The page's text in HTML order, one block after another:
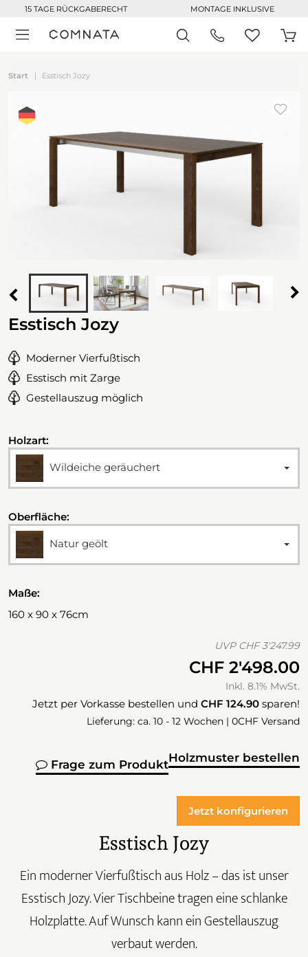
15 TAGE RÜCKGABERECHT MONTAGE INKLUSIVE
Start Esstisch Jozy
Esstisch Jozy
Moderner Vierfußtisch
Esstisch mit Zarge
Gestellauszug möglich
Holzart:
Wildeiche geräuchert
Oberfläche:
Natur geölt
Maße:
160 x 90 x 76cm
UVP CHF 3'247.99
CHF 2'498.00
Inkl. 8.1% MwSt.
Jetzt per Vorkasse bestellen und CHF 124.90 sparen!
Lieferung: ca. 10 - 12 Wochen | 0CHF Versand
Holzmuster bestellen
Frage zum Produkt
Jetzt konfigurieren
Esstisch Jozy
Ein moderner Vierfußtisch aus Holz – das ist unser
Esstisch Jozy. Vier Tischbeine tragen eine schlanke
Holzplatte. Auf Wunsch kann ein Gestellauszug
verbaut werden.